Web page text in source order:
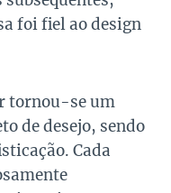
foi fiel ao design
tornou-se um
de desejo, sendo
Cada